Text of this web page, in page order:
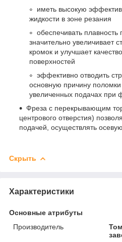
иметь высокую
жидкости в зоне резания
обеспечивать
значительно увеличивает
кромок и улучшает
поверхностей
эффективно отводить
основную причину
увеличенных подачах при
Фреза с перекрывающим
центрового отверстия)
подачей, осуществлять
Скрыть
Характеристики
Основные атрибуты
Производитель